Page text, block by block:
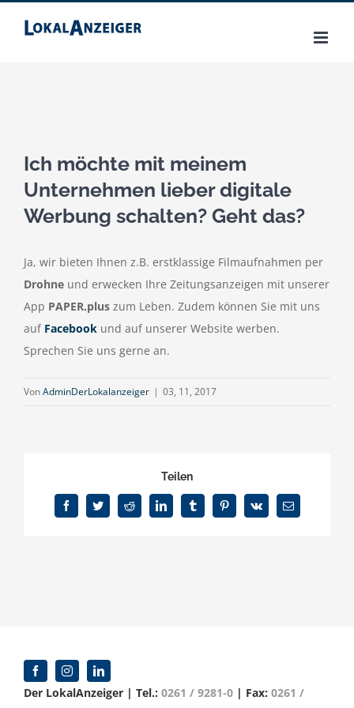
Inhalt
Ich möchte mit meinem
Unternehmen lieber digitale
Werbung schalten? Geht das?
Ja, wir bieten Ihnen z.B. erstklassige Filmaufnahmen per
Drohne und erwecken Ihre Zeitungsanzeigen mit unserer
App PAPER.plus zum Leben. Zudem können Sie mit uns
auf Facebook und auf unserer Website werben.
Sprechen Sie uns gerne an.
VonAdminDerLokalanzeiger | 03, 11, 2017
Teilen
FacebookTwitterReddit LinkedInTumblrPinterest
Vk
E-
Mail
Der LokalAnzeiger | Tel.: 0261 / 9281-0 | Fax: 0261 /